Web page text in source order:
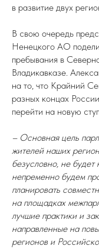
в развитие двух
В свою очередь
Ненецкого АО
пребывания в
Владикавказе.
на то, что Крайний
разных концах
перейти на новую
– Основная цель
жителей наших
безусловно, не
непременно будем
планировать
на площадках
лучшие практики и
направленные на
регионов и